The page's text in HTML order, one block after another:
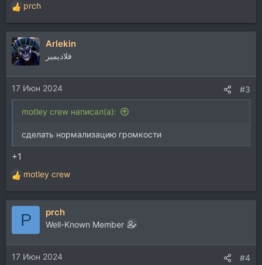
Р
е
а
к
ц
и
и
:
prch
Arlekin
فلاديمير
17 Июн 2024 #3
motley crew написал(а):
сделать нормализацию громкости
+1
Р
е
а
и
и
:
motley crew
P prch
Well-Known Member
17 Июн 2024 #4